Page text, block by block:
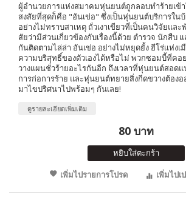
ผู้อำนวยการแห่งสมาคมหุ่นยนต์ถูกลอบทำร้ายเข้
สงสัยที่สุดก็คือ "อันเข่อ" ซึ่งเป็นหุ่นยนต์บริการใ
อย่างไม่ทราบสาเหตุ ถั่วเงาเขียวที่เป็นคนวิจัยแล
สัยว่ามีส่วนเกี่ยวข้องกับเรื่องนี้ด้วย ตำรวจ นักสืบ
กันติดตามไล่ล่า อันเข่อ อย่างไม่หยุดยั้ง ฮีโร่เเห่ง
ความบริสุทธิ์ของตัวเองได้หรือไม่ พวกซอมบี้ที่คอ
วางแผนชั่วร้ายอะไรกันอีก ถึงเวลาที่หุ่นยนต์สอด
การก่อการร้าย และหุ่นยนต์ทยายสิ่งกีดขวางต้อง
มาไขปริศนาไปพร้อมๆ กันเลย!
ดูรายละเอียดเพิ่มเติม
80 บาท
หยิบใส่ตะกร้า
เพิ่มไปรายการโปรด
เพิ่มไปเ